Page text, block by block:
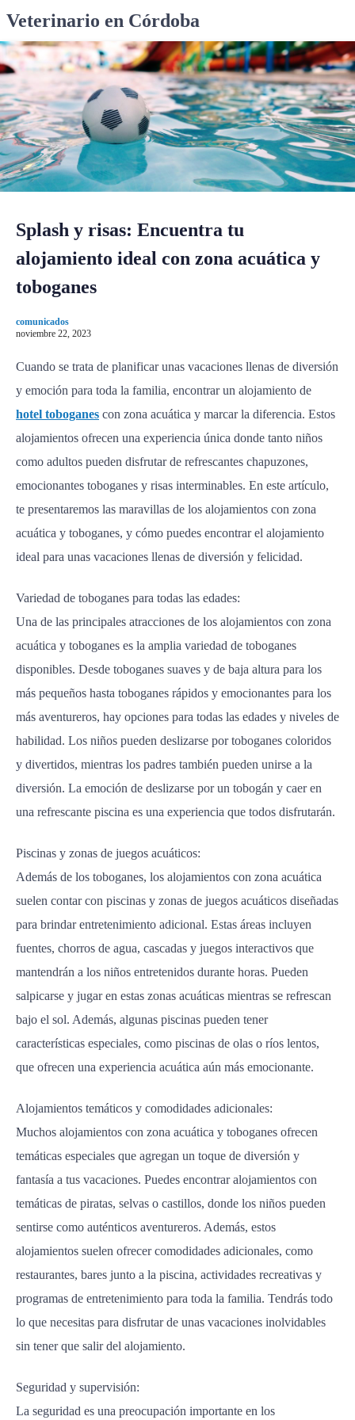
i
p
t
o
c
o
n
t
Veterinario en Córdoba
Splash y risas: Encuentra tu
alojamiento ideal con zona acuática y
toboganes
comunicados
noviembre 22, 2023
Cuando se trata de planificar unas vacaciones llenas de diversión
y emoción para toda la familia, encontrar un alojamiento de
hotel toboganes con zona acuática y marcar la diferencia. Estos
alojamientos ofrecen una experiencia única donde tanto niños
como adultos pueden disfrutar de refrescantes chapuzones,
emocionantes toboganes y risas interminables. En este artículo,
te presentaremos las maravillas de los alojamientos con zona
acuática y toboganes, y cómo puedes encontrar el alojamiento
ideal para unas vacaciones llenas de diversión y felicidad.
Variedad de toboganes para todas las edades:
Una de las principales atracciones de los alojamientos con zona
acuática y toboganes es la amplia variedad de toboganes
disponibles. Desde toboganes suaves y de baja altura para los
más pequeños hasta toboganes rápidos y emocionantes para los
más aventureros, hay opciones para todas las edades y niveles de
habilidad. Los niños pueden deslizarse por toboganes coloridos
y divertidos, mientras los padres también pueden unirse a la
diversión. La emoción de deslizarse por un tobogán y caer en
una refrescante piscina es una experiencia que todos disfrutarán.
Piscinas y zonas de juegos acuáticos:
Además de los toboganes, los alojamientos con zona acuática
suelen contar con piscinas y zonas de juegos acuáticos diseñadas
para brindar entretenimiento adicional. Estas áreas incluyen
fuentes, chorros de agua, cascadas y juegos interactivos que
mantendrán a los niños entretenidos durante horas. Pueden
salpicarse y jugar en estas zonas acuáticas mientras se refrescan
bajo el sol. Además, algunas piscinas pueden tener
características especiales, como piscinas de olas o ríos lentos,
que ofrecen una experiencia acuática aún más emocionante.
Alojamientos temáticos y comodidades adicionales:
Muchos alojamientos con zona acuática y toboganes ofrecen
temáticas especiales que agregan un toque de diversión y
fantasía a tus vacaciones. Puedes encontrar alojamientos con
temáticas de piratas, selvas o castillos, donde los niños pueden
sentirse como auténticos aventureros. Además, estos
alojamientos suelen ofrecer comodidades adicionales, como
restaurantes, bares junto a la piscina, actividades recreativas y
programas de entretenimiento para toda la familia. Tendrás todo
lo que necesitas para disfrutar de unas vacaciones inolvidables
sin tener que salir del alojamiento.
Seguridad y supervisión:
La seguridad es una preocupación importante en los